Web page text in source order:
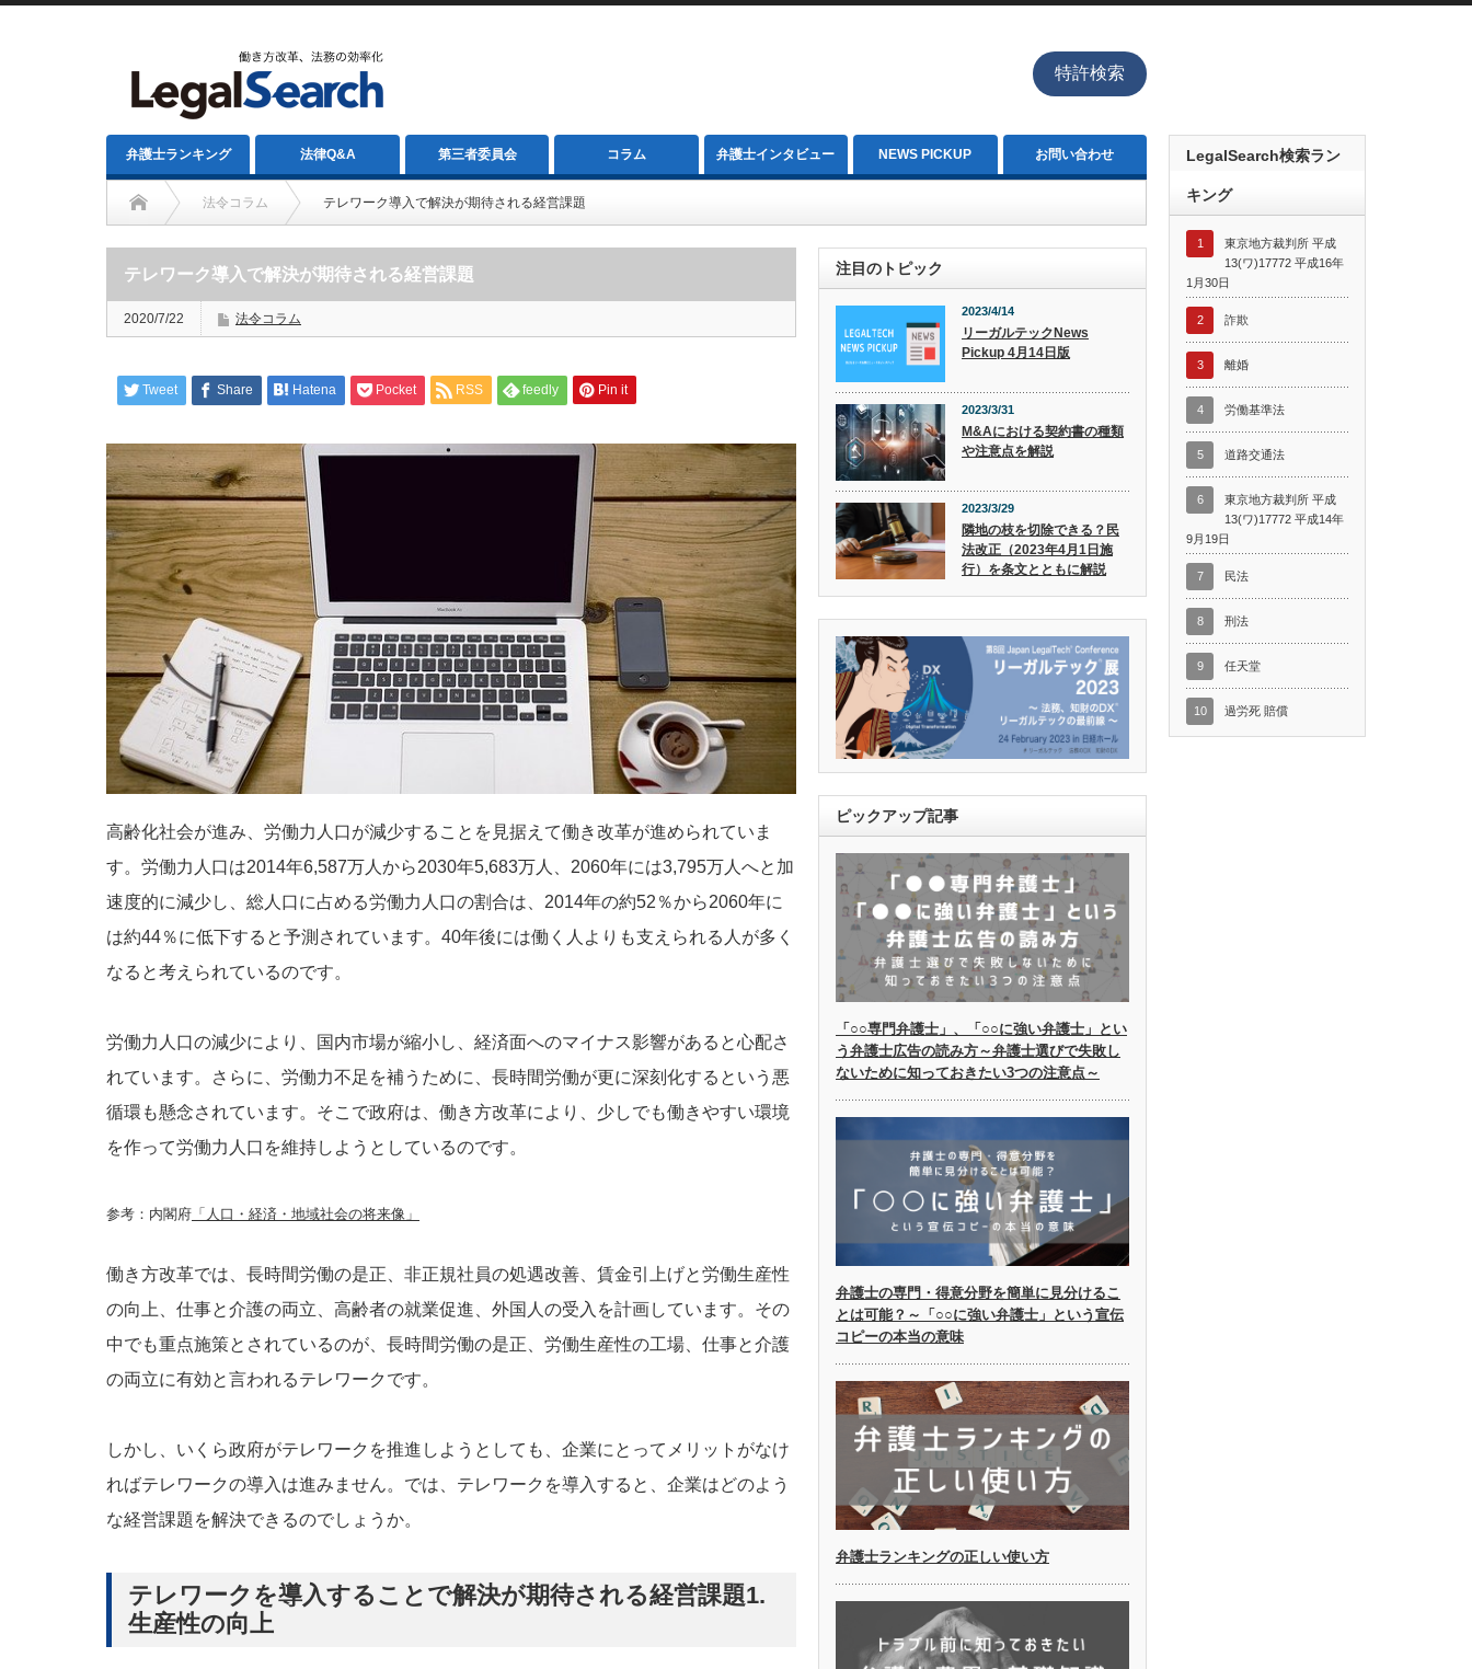
特許検索
弁護士ランキング 法律Q&A 第三者委員会 コラム 弁護士インタビュー NEWS PICKUP お問い合わせ
法令コラム テレワーク導入で解決が期待される経営課題
テレワーク導入で解決が期待される経営課題
2020/7/22 法令コラム
Tweet Share Hatena Pocket RSS feedly Pin it
高齢化社会が進み、労働力人口が減少することを見据えて働き改革が進められていま
す。労働力人口は2014年6,587万人から2030年5,683万人、2060年には3,795万人へと加
速度的に減少し、総人口に占める労働力人口の割合は、2014年の約52％から2060年に
は約44％に低下すると予測されています。40年後には働く人よりも支えられる人が多く
なると考えられているのです。
労働力人口の減少により、国内市場が縮小し、経済面へのマイナス影響があると心配さ
れています。さらに、労働力不足を補うために、長時間労働が更に深刻化するという悪
循環も懸念されています。そこで政府は、働き方改革により、少しでも働きやすい環境
を作って労働力人口を維持しようとしているのです。
参考：内閣府 「人口・経済・地域社会の将来像」
働き方改革では、長時間労働の是正、非正規社員の処遇改善、賃金引上げと労働生産性
の向上、仕事と介護の両立、高齢者の就業促進、外国人の受入を計画しています。その
中でも重点施策とされているのが、長時間労働の是正、労働生産性の工場、仕事と介護
の両立に有効と言われるテレワークです。
しかし、いくら政府がテレワークを推進しようとしても、企業にとってメリットがなけ
ればテレワークの導入は進みません。では、テレワークを導入すると、企業はどのよう
な経営課題を解決できるのでしょうか。
テレワークを導入することで解決が期待される経営課題1.
生産性の向上
注目のトピック
2023/4/14
リーガルテックNews
Pickup 4月14日版
2023/3/31
M&Aにおける契約書の種類
や注意点を解説
2023/3/29
隣地の枝を切除できる？民
法改正（2023年4月1日施
行）を条文とともに解説
ピックアップ記事
「○○専門弁護士」、「○○に強い弁護士」とい
う弁護士広告の読み方～弁護士選びで失敗し
ないために知っておきたい3つの注意点～
弁護士の専門・得意分野を簡単に見分けるこ
とは可能？～「○○に強い弁護士」という宣伝
コピーの本当の意味
弁護士ランキングの正しい使い方
LegalSearch検索ラン
キング
1
東京地方裁判所 平成
13(ワ)17772 平成16年
1月30日
2 詐欺
3 離婚
4 労働基準法
5 道路交通法
6
東京地方裁判所 平成
13(ワ)17772 平成14年
9月19日
7 民法
8 刑法
9 任天堂
10 過労死 賠償